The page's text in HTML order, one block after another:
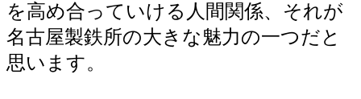
を高め合っていける人間関係、それが
名古屋製鉄所の大きな魅力の一つだと
思います。